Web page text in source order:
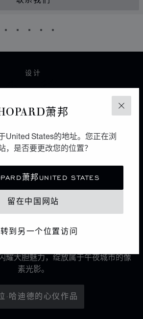
关闭
萧邦
United States的地址。您正在浏
，是否要更改您的位置？
萧邦UNITED STATES
留在中国网站
转到另一个位置访问
2 3
SLIDE 4
TO SLIDE 5
GO TO SLIDE 6
GO TO SLIDE 7
GO TO SLIDE 8
GO TO SLIDE 9
GO TO SLIDE 10
设计
都市形象
个点。作为极简风格的图形，立方体
谐美交融，它区别于各种珠宝设计流
派之上。
CUBEX贝拉·哈迪德
光影雕琢
大片预示着Chopard萧邦标志性Ice
耀大胆魅力，绽放属于午夜城市的像
素光影。
·哈迪德的心仪作品